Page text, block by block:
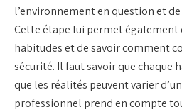
l’environnement en question et
Cette étape lui permet également
habitudes et de savoir comment
sécurité. Il faut savoir que chaque
que les réalités peuvent varier
professionnel prend en compte